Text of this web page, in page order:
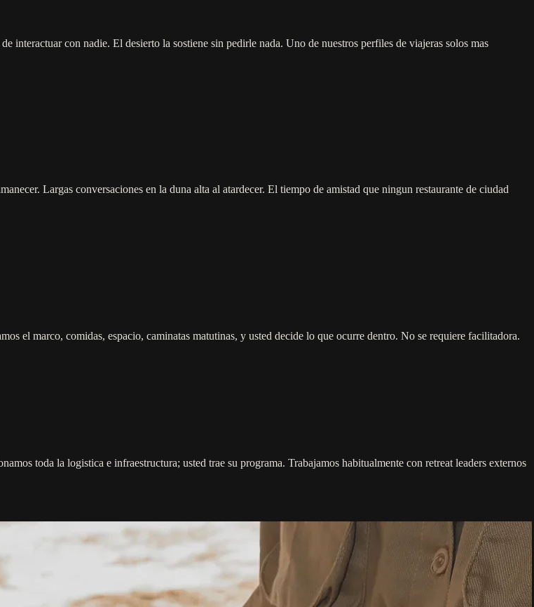
con nadie. El desierto la sostiene sin pedirle nada. Uno de nuestros perfiles de viajeras solos mas
Largas conversaciones en la duna alta al atardecer. El tiempo de amistad que ningun restaurante de ciudad
el marco, comidas, espacio, caminatas matutinas, y usted decide lo que ocurre dentro. No se requiere facilitadora.
toda la logistica e infraestructura; usted trae su programa. Trabajamos habitualmente con retreat leaders externos